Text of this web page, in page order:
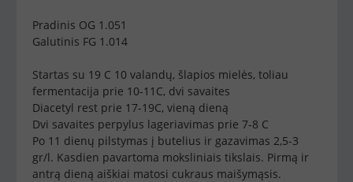
Pradinis OG 1.051
Galutinis FG 1.014
Startas su 19 C 10 valandų, šlapios mielės, toliau
fermentacija prie 10-11C, dvi savaites
Diacetyl rest prie 17-19C, vieną dieną
Dvi savaites perpylus lageriavimas prie 7-8 C
Po 11 dienų pilstymas į butelius ir gazavimas 2,5-3
gr/l. Kasdien pavartoma moksliniais tikslais. Pirmą ir
antrą dieną aiškiai matosi cukraus maišymąsis.